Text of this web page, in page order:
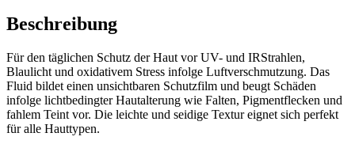
Beschreibung
Für den täglichen Schutz der Haut vor UV- und IRStrahlen,
Blaulicht und oxidativem Stress infolge Luftverschmutzung. Das
Fluid bildet einen unsichtbaren Schutzfilm und beugt Schäden
infolge lichtbedingter Hautalterung wie Falten, Pigmentflecken und
fahlem Teint vor. Die leichte und seidige Textur eignet sich perfekt
für alle Hauttypen.